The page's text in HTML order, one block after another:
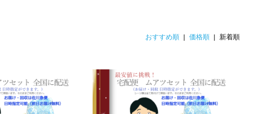
おすすめ順 |価格順 | 新着順